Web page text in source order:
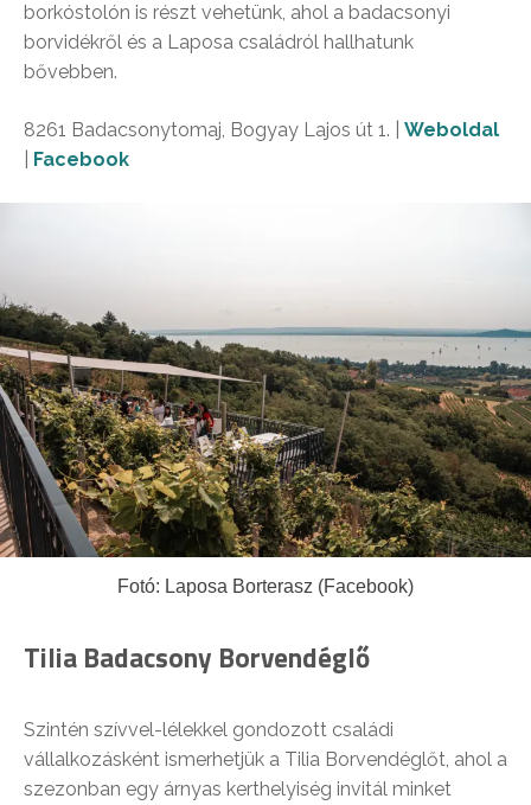
borkóstolón is részt vehetünk, ahol a badacsonyi
borvidékről és a Laposa családról hallhatunk
bővebben.
8261 Badacsonytomaj, Bogyay Lajos út 1. | Weboldal
Facebook
Fotó: Laposa Borterasz (Facebook)
Tilia Badacsony Borvendéglő
Szintén szívvel-lélekkel gondozott családi
vállalkozásként ismerhetjük a Tilia Borvendéglőt, ahol a
szezonban egy árnyas kerthelyiség invitál minket